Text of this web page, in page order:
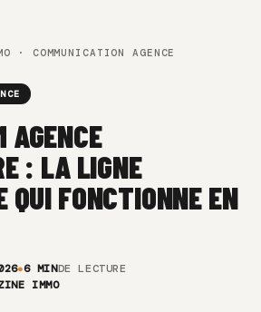
· COMMUNICATION AGENCE
AGENCE
: LA LIGNE
QUI FONCTIONNE EN
6 MINDE LECTURE
IMMO